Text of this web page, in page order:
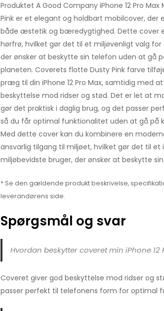
Produktet A Good Company iPhone 12 Pro
Pink er et elegant og holdbart mobilcover, der
både æstetik og bæredygtighed. Dette cover
hørfrø, hvilket gør det til et miljøvenligt valg
der ønsker at beskytte sin telefon uden at gå
planeten. Coverets flotte Dusty Pink farve
præg til din iPhone 12 Pro Max, samtidig med
beskyttelse mod ridser og stød. Det er let at
gør det praktisk i daglig brug, og det passer
så du får optimal funktionalitet uden at gå på
Med dette cover kan du kombinere en
ansvarlig tilgang til miljøet, hvilket gør det til et
miljøbevidste bruger, der ønsker at beskytte
* Se den gældende produkt beskrivelse,
leverandørens side.
Spørgsmål og svar
Hvordan beskytter coveret min iPhone 12
Coveret giver god beskyttelse mod ridser og
passer perfekt til telefonens form for optimal